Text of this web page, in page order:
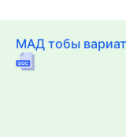
МАД тобы